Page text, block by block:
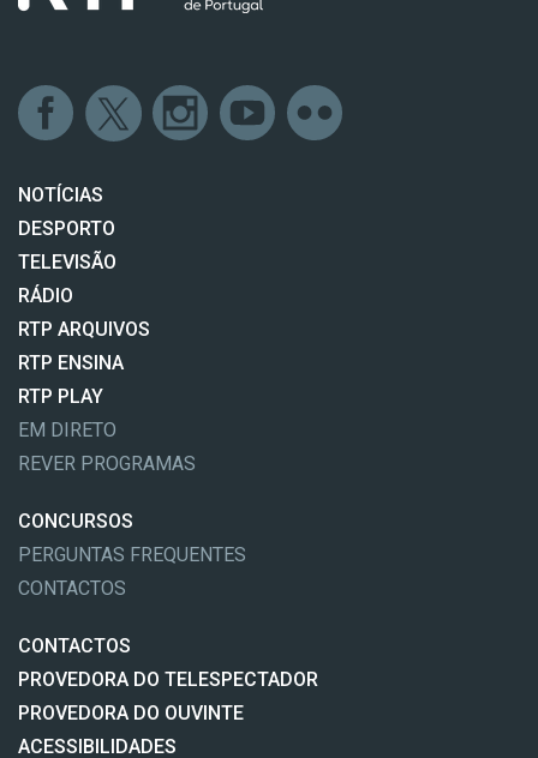
NOTÍCIAS
DESPORTO
TELEVISÃO
RÁDIO
RTP ARQUIVOS
RTP ENSINA
RTP PLAY
EM DIRETO
REVER PROGRAMAS
CONCURSOS
PERGUNTAS FREQUENTES
CONTACTOS
CONTACTOS
PROVEDORA DO TELESPECTADOR
PROVEDORA DO OUVINTE
ACESSIBILIDADES